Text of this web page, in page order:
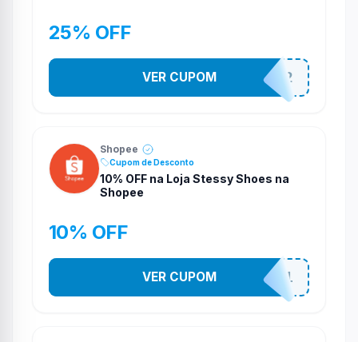
25% OFF
141525852
VER CUPOM
Shopee
Cupom de Desconto
10% OFF na Loja Stessy Shoes na
Shopee
10% OFF
STES2541
VER CUPOM